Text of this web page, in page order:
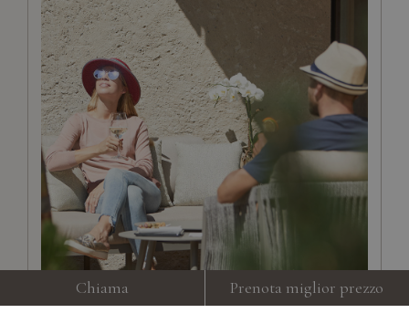
Chiama Prenota miglior prezzo